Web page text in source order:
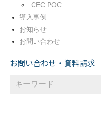
CEC POC
導入事例
お知らせ
お問い合わせ
お問い合わせ・資料請求